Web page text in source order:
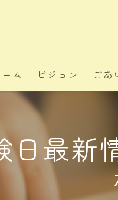
ム ビジョン ごあ
日最新